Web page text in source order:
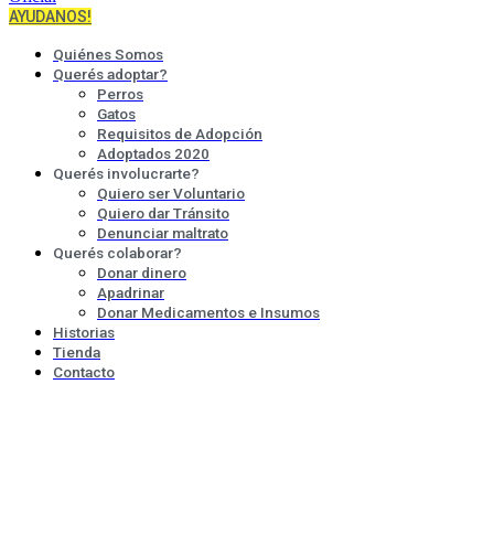
AYUDANOS!
Quiénes Somos
Querés adoptar?
Perros
Gatos
Requisitos de Adopción
Adoptados 2020
Querés involucrarte?
Quiero ser Voluntario
Quiero dar Tránsito
Denunciar maltrato
Querés colaborar?
Donar dinero
Apadrinar
Donar Medicamentos e Insumos
Historias
Tienda
Contacto